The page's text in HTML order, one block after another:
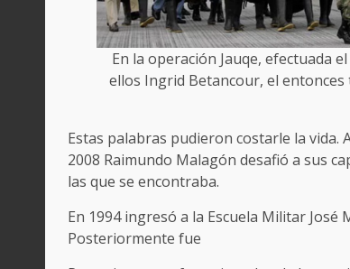
En la operación Jauqe, efectuada
ellos Ingrid Betancour, el
Estas palabras pudieron costarle la vida.
2008 Raimundo Malagón desafió a sus
las que se encontraba.
En 1994 ingresó a la Escuela Militar
Posteriormente fue